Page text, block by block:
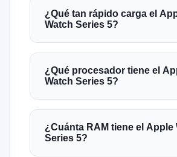
¿Qué tan rápido carga el
Watch Series 5?
¿Qué procesador tiene el
Watch Series 5?
¿Cuánta RAM tiene el Apple
Series 5?